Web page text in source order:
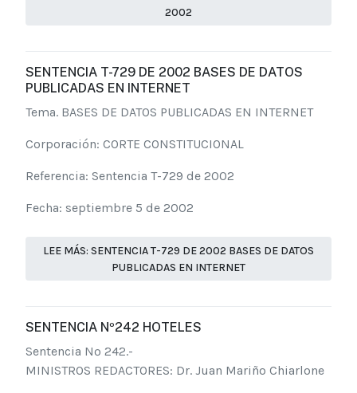
2002
SENTENCIA T-729 DE 2002 BASES DE DATOS
PUBLICADAS EN INTERNET
Tema. BASES DE DATOS PUBLICADAS EN INTERNET
Corporación: CORTE CONSTITUCIONAL
Referencia: Sentencia T-729 de 2002
Fecha: septiembre 5 de 2002
LEE MÁS: SENTENCIA T-729 DE 2002 BASES DE DATOS
PUBLICADAS EN INTERNET
SENTENCIA Nº242 HOTELES
Sentencia Nº 242.-
MINISTROS REDACTORES: Dr. Juan Mariño Chiarlone